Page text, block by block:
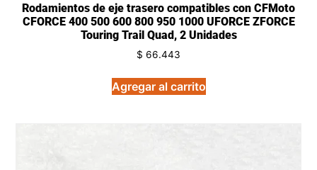
Rodamientos de eje trasero compatibles con CFMoto
CFORCE 400 500 600 800 950 1000 UFORCE ZFORCE
Touring Trail Quad, 2 Unidades
$ 66.443
Agregar al carrito